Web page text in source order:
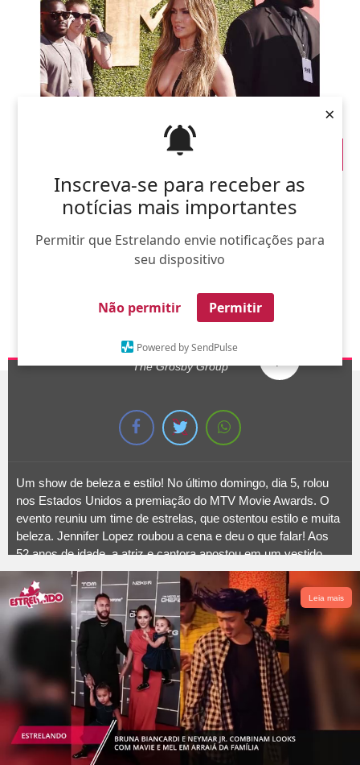
Inscreva-se para receber as
notícias mais importantes
Permitir que Estrelando envie notificações para
seu dispositivo
Não permitir Permitir
Powered by SendPulse
×
The Grosby Group 1º
Um show de beleza e estilo! No último domingo, dia 5, rolou
nos Estados Unidos a premiação do MTV Movie Awards. O
evento reuniu um time de estrelas, que ostentou estilo e muita
beleza. Jennifer Lopez roubou a cena e deu o que falar! Aos
52 anos de idade, a atriz e cantora apostou em um vestido
Mônot em couro preto, com decote profundo, saia comprida e
fluída do mesmo tempo. Lindíssima, né?!
Leia mais